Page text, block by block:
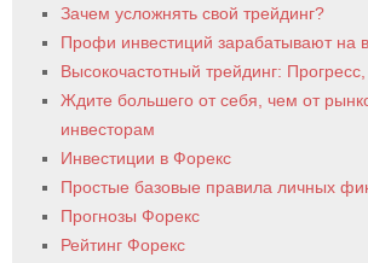
Зачем усложнять свой трейдинг?
Профи инвестиций зарабатывают на
Высокочастотный трейдинг:
Ждите большего от себя, чем от
инвесторам
Инвестиции в Форекс
Простые базовые правила личных
Прогнозы Форекс
Рейтинг Форекс